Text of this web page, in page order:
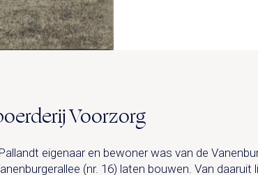
Voorzorg
eigenaar en bewoner was van de
(nr. 16) laten bouwen. Van